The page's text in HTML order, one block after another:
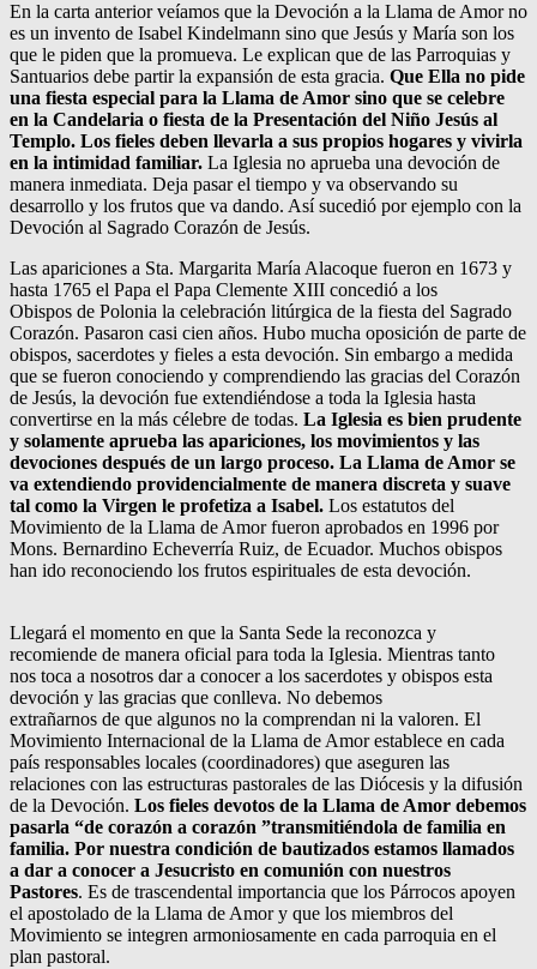
En la carta anterior veíamos que la Devoción a la Llama de Amor no
es un invento de Isabel Kindelmann sino que Jesús y María son los
que le piden que la promueva. Le explican que de las Parroquias y
Santuarios debe partir la expansión de esta gracia. Que Ella no pide
una fiesta especial para la Llama de Amor sino que se celebre
en la Candelaria o fiesta de la Presentación del Niño Jesús al
Templo. Los fieles deben llevarla a sus propios hogares y vivirla
en la intimidad familiar. La Iglesia no aprueba una devoción de
manera inmediata. Deja pasar el tiempo y va observando su
desarrollo y los frutos que va dando. Así sucedió por ejemplo con la
Devoción al Sagrado Corazón de Jesús.
Las apariciones a Sta. Margarita María Alacoque fueron en 1673 y
hasta 1765 el Papa el Papa Clemente XIII concedió a los
Obispos de Polonia la celebración litúrgica de la fiesta del Sagrado
Corazón. Pasaron casi cien años. Hubo mucha oposición de parte de
obispos, sacerdotes y fieles a esta devoción. Sin embargo a medida
que se fueron conociendo y comprendiendo las gracias del Corazón
de Jesús, la devoción fue extendiéndose a toda la Iglesia hasta
convertirse en la más célebre de todas. La Iglesia es bien prudente
y solamente aprueba las apariciones, los movimientos y las
devociones después de un largo proceso. La Llama de Amor se
va extendiendo providencialmente de manera discreta y suave
tal como la Virgen le profetiza a Isabel. Los estatutos del
Movimiento de la Llama de Amor fueron aprobados en 1996 por
Mons. Bernardino Echeverría Ruiz, de Ecuador. Muchos obispos
han ido reconociendo los frutos espirituales de esta devoción.
Llegará el momento en que la Santa Sede la reconozca y
recomiende de manera oficial para toda la Iglesia. Mientras tanto
nos toca a nosotros dar a conocer a los sacerdotes y obispos esta
devoción y las gracias que conlleva. No debemos
extrañarnos de que algunos no la comprendan ni la valoren. El
Movimiento Internacional de la Llama de Amor establece en cada
país responsables locales (coordinadores) que aseguren las
relaciones con las estructuras pastorales de las Diócesis y la difusión
de la Devoción. Los fieles devotos de la Llama de Amor debemos
pasarla “de corazón a corazón ”transmitiéndola de familia en
familia. Por nuestra condición de bautizados estamos llamados
a dar a conocer a Jesucristo en comunión con nuestros
Pastores. Es de trascendental importancia que los Párrocos apoyen
el apostolado de la Llama de Amor y que los miembros del
Movimiento se integren armoniosamente en cada parroquia en el
plan pastoral.